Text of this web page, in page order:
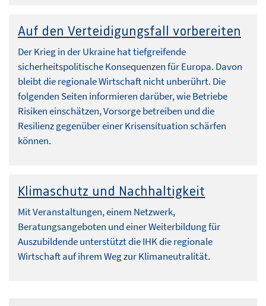
Auf den Verteidigungsfall vorbereiten
Der Krieg in der Ukraine hat tiefgreifende
sicherheitspolitische Konsequenzen für Europa. Davon
bleibt die regionale Wirtschaft nicht unberührt. Die
folgenden Seiten informieren darüber, wie Betriebe
Risiken einschätzen, Vorsorge betreiben und die
Resilienz gegenüber einer Krisensituation schärfen
können.
Klimaschutz und Nachhaltigkeit
Mit Veranstaltungen, einem Netzwerk,
Beratungsangeboten und einer Weiterbildung für
Auszubildende unterstützt die IHK die regionale
Wirtschaft auf ihrem Weg zur Klimaneutralität.